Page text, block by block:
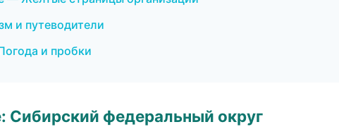
и путеводители
и пробки
Сибирский федеральный округ